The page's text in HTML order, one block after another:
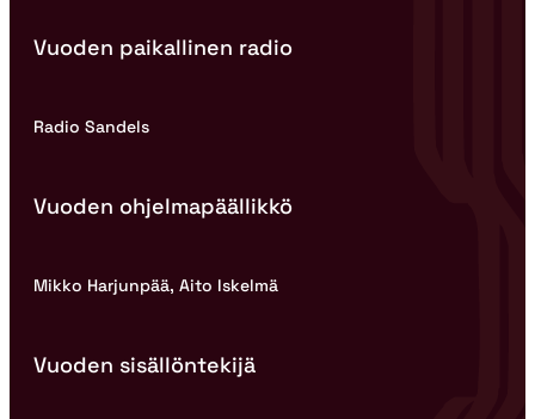
Vuoden paikallinen radio
Radio Sandels
Vuoden ohjelmapäällikkö
Mikko Harjunpää, Aito Iskelmä
Vuoden sisällöntekijä